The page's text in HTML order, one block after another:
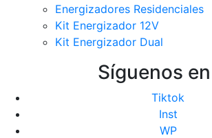
Energizadores Residenciales
Kit Energizador 12V
Kit Energizador Dual
Síguenos en
Tiktok
Inst
WP